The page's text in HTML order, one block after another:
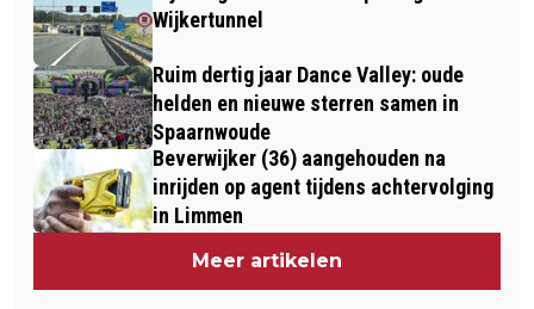
Wijkertunnel
Ruim dertig jaar Dance Valley: oude
helden en nieuwe sterren samen in
Spaarnwoude
Beverwijker (36) aangehouden na
inrijden op agent tijdens achtervolging
in Limmen
Meer artikelen